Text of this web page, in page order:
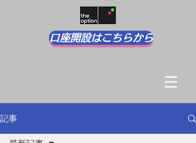
口座開設はこちらから
記事